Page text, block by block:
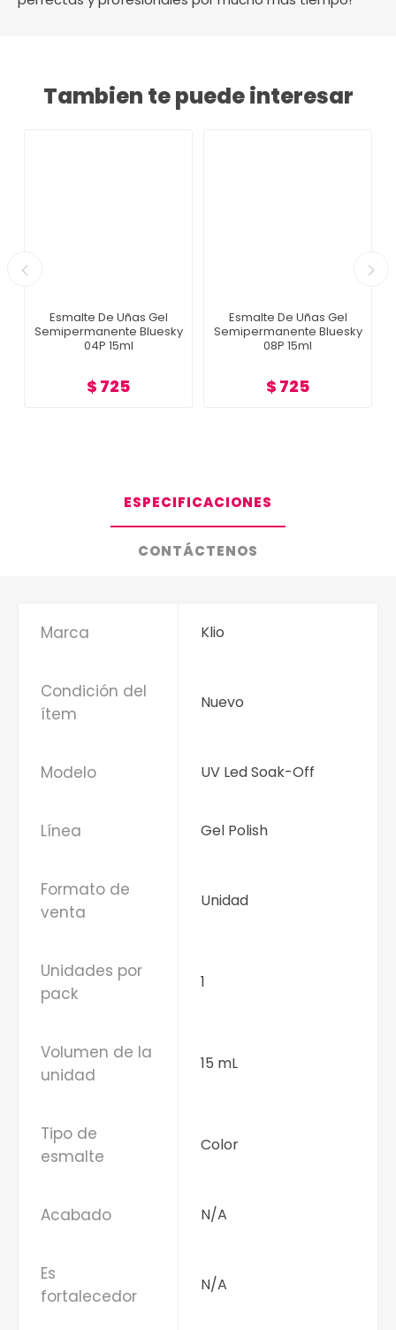
Tambien te puede interesar
Esmalte De Uñas Gel
Semipermanente Bluesky
04P 15ml
$ 725
Esmalte De Uñas Gel
Semipermanente Bluesky
08P 15ml
$ 725
ESPECIFICACIONES
CONTÁCTENOS
Marca Klio
Condición del
ítem
Nuevo
Modelo UV Led Soak-Off
Línea Gel Polish
Formato de
venta
Unidad
Unidades por
pack
1
Volumen de la
unidad
15 mL
Tipo de
esmalte
Color
Acabado N/A
Es
fortalecedor
N/A